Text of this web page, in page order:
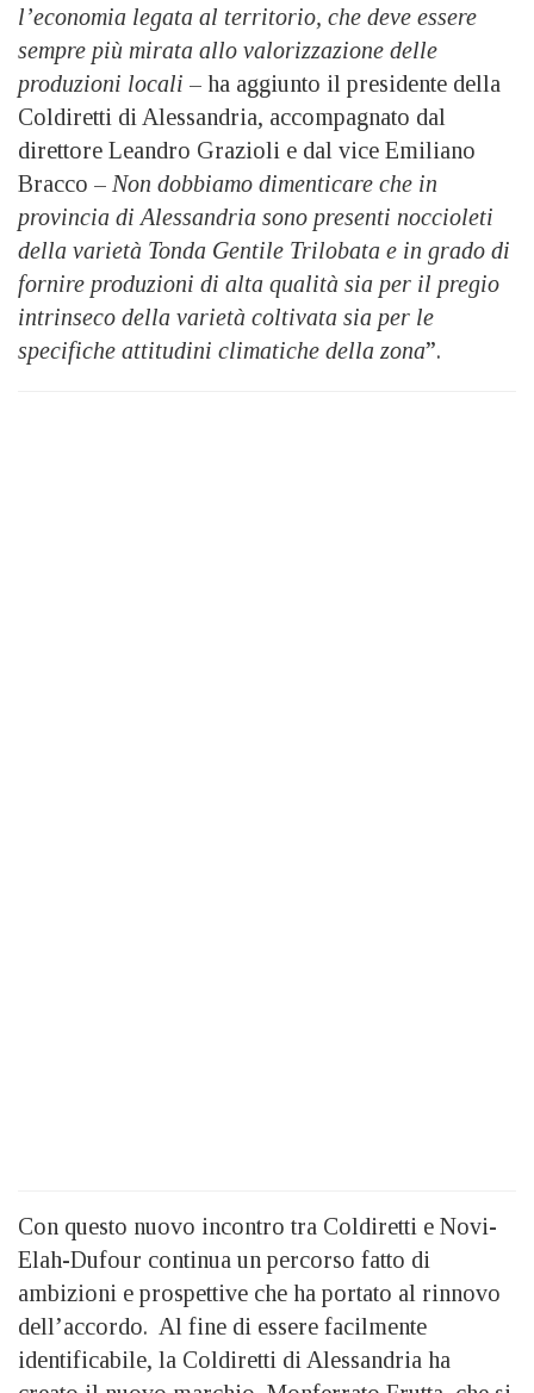
l’economia legata al territorio, che deve essere
sempre più mirata allo valorizzazione delle
produzioni locali – ha aggiunto il presidente della
Coldiretti di Alessandria, accompagnato dal
direttore Leandro Grazioli e dal vice Emiliano
Bracco – Non dobbiamo dimenticare che in
provincia di Alessandria sono presenti noccioleti
della varietà Tonda Gentile Trilobata e in grado di
fornire produzioni di alta qualità sia per il pregio
intrinseco della varietà coltivata sia per le
specifiche attitudini climatiche della zona”.
Con questo nuovo incontro tra Coldiretti e Novi-
Elah-Dufour continua un percorso fatto di
ambizioni e prospettive che ha portato al rinnovo
dell’accordo. Al fine di essere facilmente
identificabile, la Coldiretti di Alessandria ha